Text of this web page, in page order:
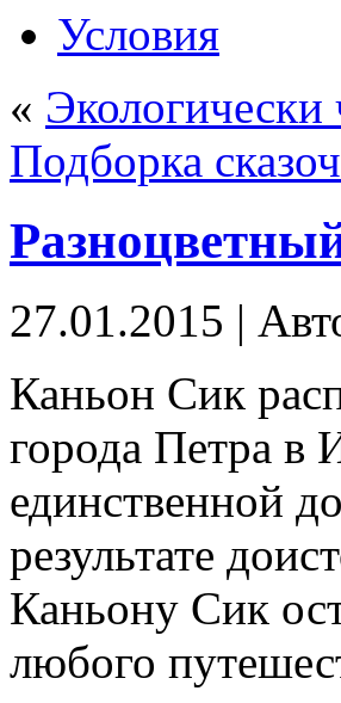
Условия
« Экологически
Подборка
27.01.2015 |
Каньон Сик
города Петра в
единственной
результате
Каньону Сик
любого